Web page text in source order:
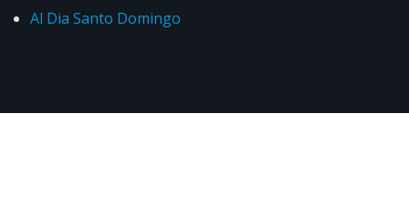
Al Dia Santo Domingo